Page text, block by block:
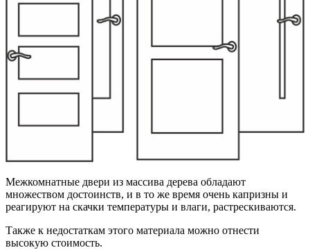
Межкомнатные двери из массива дерева обладают
множеством достоинств, и в то же время очень капризны и
реагируют на скачки температуры и влаги, растрескиваются.
Также к недостаткам этого материала можно отнести
высокую стоимость.